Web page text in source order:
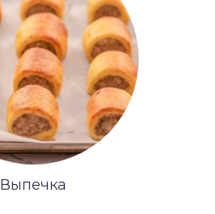
Выпечка